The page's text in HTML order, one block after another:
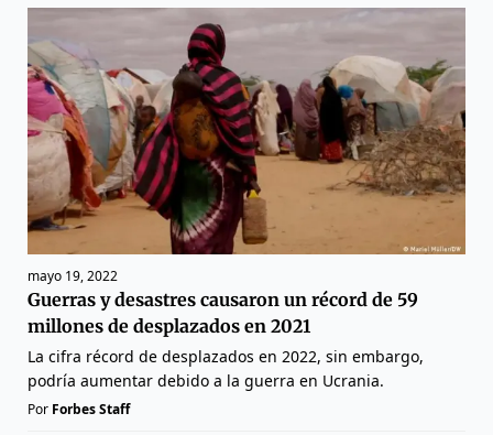
mayo 19, 2022
Guerras y desastres causaron un récord de 59
millones de desplazados en 2021
La cifra récord de desplazados en 2022, sin embargo,
podría aumentar debido a la guerra en Ucrania.
Por Forbes Staff